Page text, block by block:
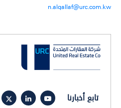
n.alqallaf@urc.com.kw
تابع أخبارنا